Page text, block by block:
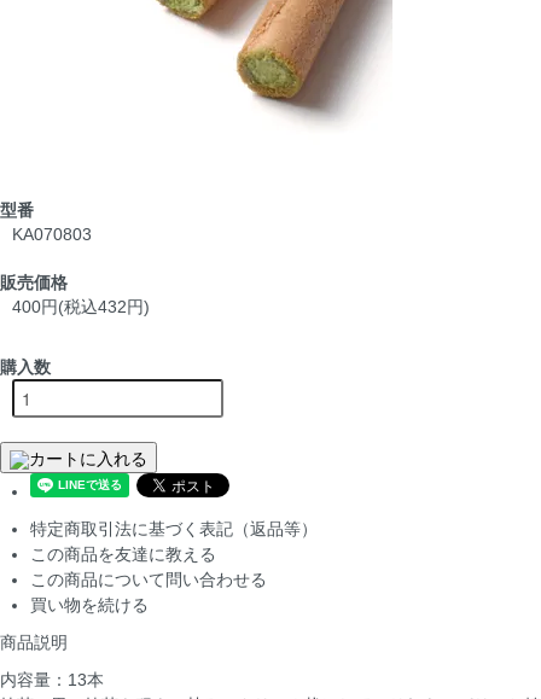
型番
KA070803
販売価格
400円(税込432円)
購入数
カートに入れる
特定商取引法に基づく表記（返品等）
この商品を友達に教える
この商品について問い合わせる
買い物を続ける
商品説明
内容量：13本